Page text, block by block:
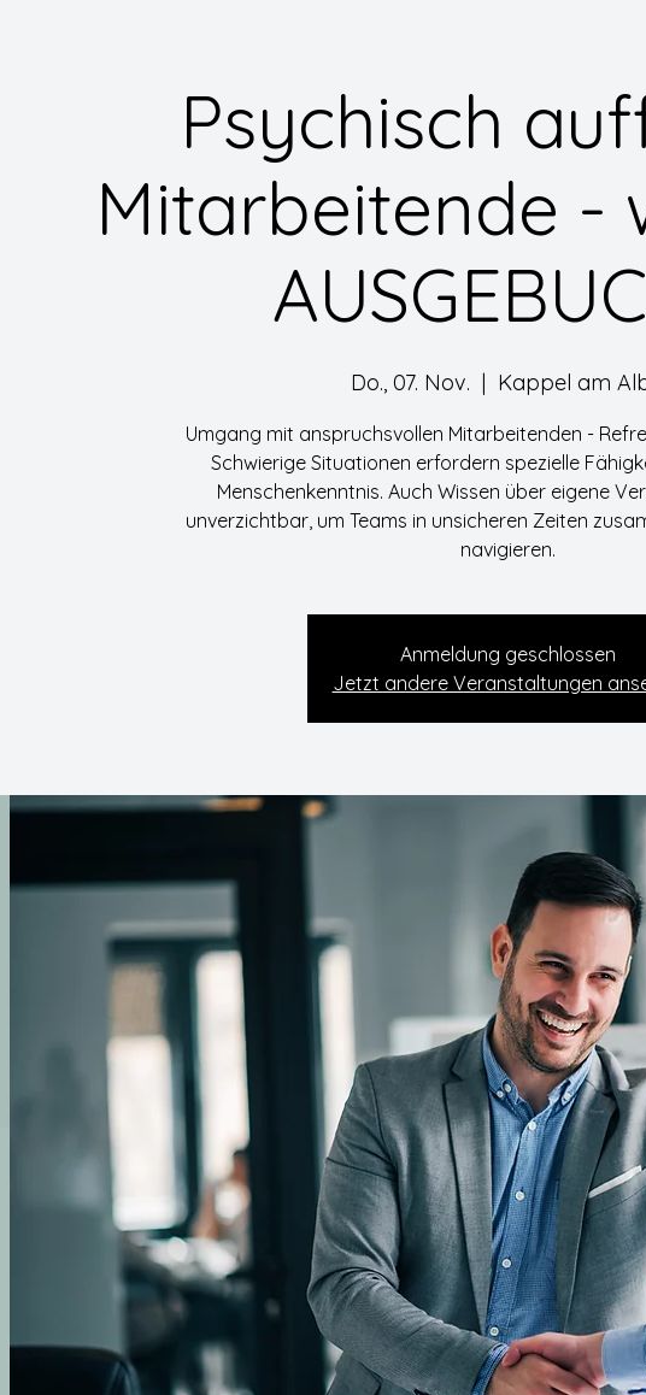
Psychisch
Mitarbeitende -
Do., 07. Nov.
  |
Kappel am
Umgang mit anspruchsvollen Mitarbeitenden -
Schwierige Situationen erfordern spezielle
Menschenkenntnis. Auch Wissen über eigene
unverzichtbar, um Teams in unsicheren Zeiten
navigieren.
Anmeldung geschlossen
Jetzt andere Veranstaltungen